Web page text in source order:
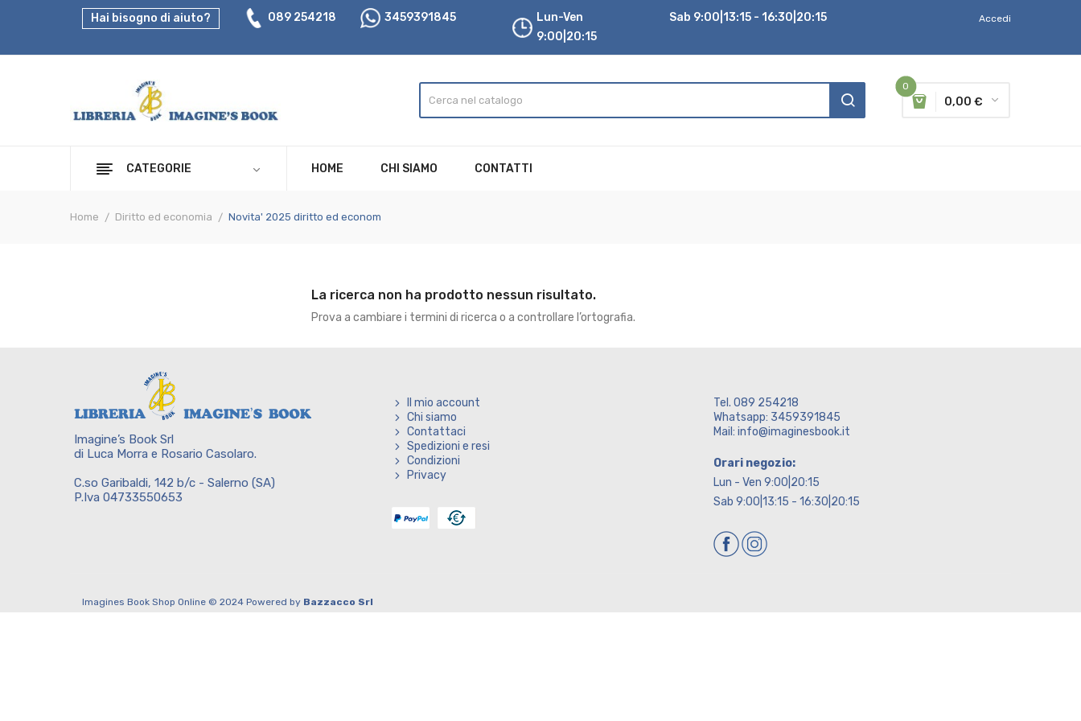
Hai bisogno di aiuto? 089 254218 3459391845
Lun-Ven
9:00|20:15
Sab 9:00|13:15 - 16:30|20:15 Accedi
0
0,00 €
CATEGORIE HOME CHI SIAMO CONTATTI
Home Diritto ed economia Novita' 2025 diritto ed econom
La ricerca non ha prodotto nessun risultato.
Prova a cambiare i termini di ricerca o a controllare l’ortografia.
Imagine’s Book Srl
di Luca Morra e Rosario Casolaro.
C.so Garibaldi, 142 b/c - Salerno (SA)
P.Iva 04733550653
Il mio account
Chi siamo
Contattaci
Spedizioni e resi
Condizioni
Privacy
Tel. 089 254218
Whatsapp: 3459391845
Mail: info@imaginesbook.it
Orari negozio:
Lun - Ven 9:00|20:15
Sab 9:00|13:15 - 16:30|20:15
Imagines Book Shop Online © 2024 Powered by Bazzacco Srl